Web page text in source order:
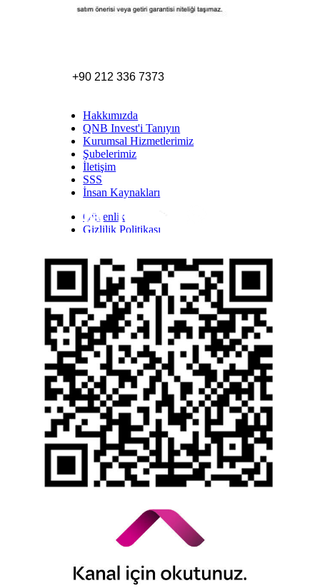
+90 212 336 7373
Hakkımızda
QNB Invest'i Tanıyın
Kurumsal Hizmetlerimiz
Şubelerimiz
İletişim
SSS
İnsan Kaynakları
Güvenlik
Gizlilik Politikası
Yasal Duyurular
Bilgi Toplumu Hizmetleri
Kişisel Verilerin Korunması
YTM - Zamanaşımına Uğrayacak Emanet ve
Alacaklar
Kamuyu Aydınlatma Esaslarına İlişkin Duyuru
TwittLinkYoutWhatsapp